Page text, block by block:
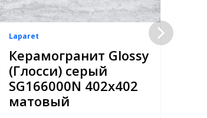
Laparet
Керамогранит Glossy
(Глосси) серый
SG166000N 402x402
матовый